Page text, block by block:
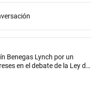
comentarios en los
Tullio impugnó a Joaquín
Benegas Lynch por un
en el debate de la Ley de